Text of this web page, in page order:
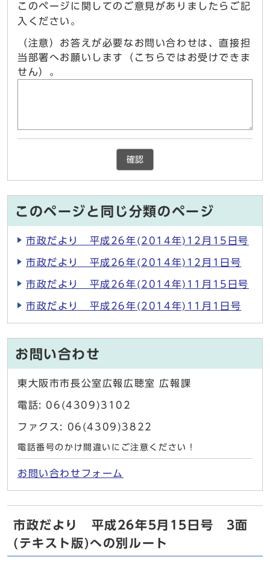
このページに関してのご意見がありましたらご記
入ください。
（注意）お答えが必要なお問い合わせは、直接担
当部署へお願いします（こちらではお受けできま
せん）。
確認
このページと同じ分類のページ
市政だより 平成26年(2014年)12月15日号
市政だより 平成26年(2014年)12月1日号
市政だより 平成26年(2014年)11月15日号
市政だより 平成26年(2014年)11月1日号
お問い合わせ
東大阪市市長公室広報広聴室 広報課
電話: 06(4309)3102
ファクス: 06(4309)3822
電話番号のかけ間違いにご注意ください！
お問い合わせフォーム
市政だより 平成26年5月15日号 3面
(テキスト版)への別ルート